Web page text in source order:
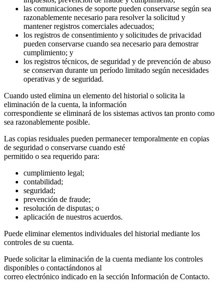
las comunicaciones de soporte pueden conservarse según sea
razonablemente necesario para resolver la solicitud y
mantener registros comerciales adecuados;
los registros de consentimiento y solicitudes de privacidad
pueden conservarse cuando sea necesario para demostrar
cumplimiento; y
los registros técnicos, de seguridad y de prevención de abuso
se conservan durante un período limitado según necesidades
operativas y de seguridad.
Cuando usted elimina un elemento del historial o solicita la
eliminación de la cuenta, la información
correspondiente se eliminará de los sistemas activos tan pronto como
sea razonablemente posible.
Las copias residuales pueden permanecer temporalmente en copias
de seguridad o conservarse cuando esté
permitido o sea requerido para:
cumplimiento legal;
contabilidad;
seguridad;
prevención de fraude;
resolución de disputas; o
aplicación de nuestros acuerdos.
Puede eliminar elementos individuales del historial mediante los
controles de su cuenta.
Puede solicitar la eliminación de la cuenta mediante los controles
disponibles o contactándonos al
correo electrónico indicado en la sección Información de Contacto.